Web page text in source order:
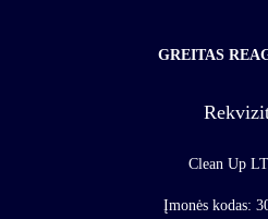
GREITAS
Clean Up
Įmonės kodas: